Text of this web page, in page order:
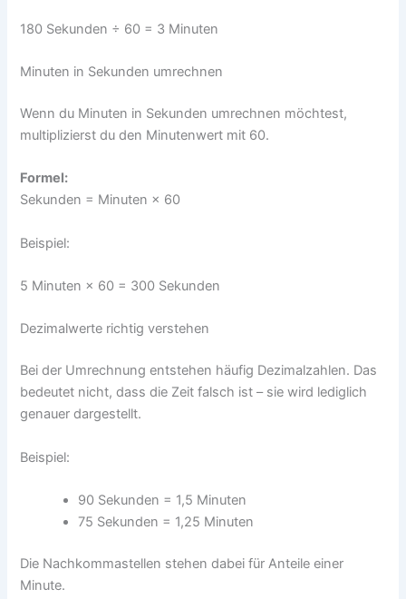
180 Sekunden ÷ 60 = 3 Minuten
Minuten in Sekunden umrechnen
Wenn du Minuten in Sekunden umrechnen möchtest,
multiplizierst du den Minutenwert mit 60.
Formel:
Sekunden = Minuten × 60
Beispiel:
5 Minuten × 60 = 300 Sekunden
Dezimalwerte richtig verstehen
Bei der Umrechnung entstehen häufig Dezimalzahlen. Das
bedeutet nicht, dass die Zeit falsch ist – sie wird lediglich
genauer dargestellt.
Beispiel:
90 Sekunden = 1,5 Minuten
75 Sekunden = 1,25 Minuten
Die Nachkommastellen stehen dabei für Anteile einer
Minute.